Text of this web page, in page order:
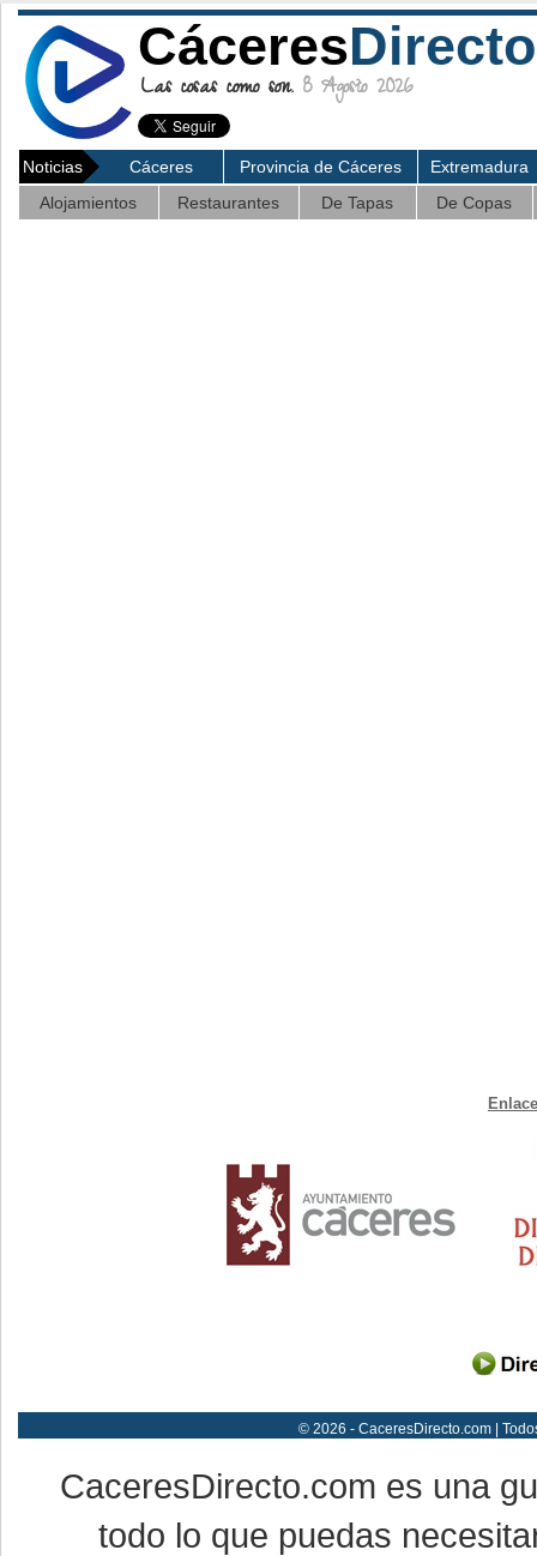
CáceresDirecto
Las cosas como son. 8 Agosto 2026
Noticias Cáceres Provincia de Cáceres
Extremadura
Alojamientos
Restaurantes De Tapas De Copas
© 2026 - CaceresDirecto.com |
CaceresDirecto.com es una
todo lo que puedas